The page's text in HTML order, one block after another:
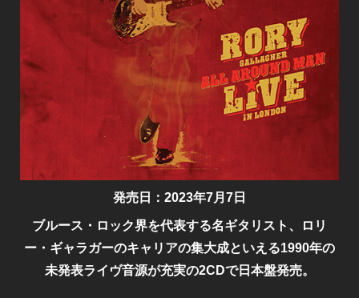
発売日：2023年7月7日
ブルース・ロック界を代表する名ギタリスト、ロリ
ー・ギャラガーのキャリアの集大成といえる1990年の
未発表ライヴ音源が充実の2CDで日本盤発売。